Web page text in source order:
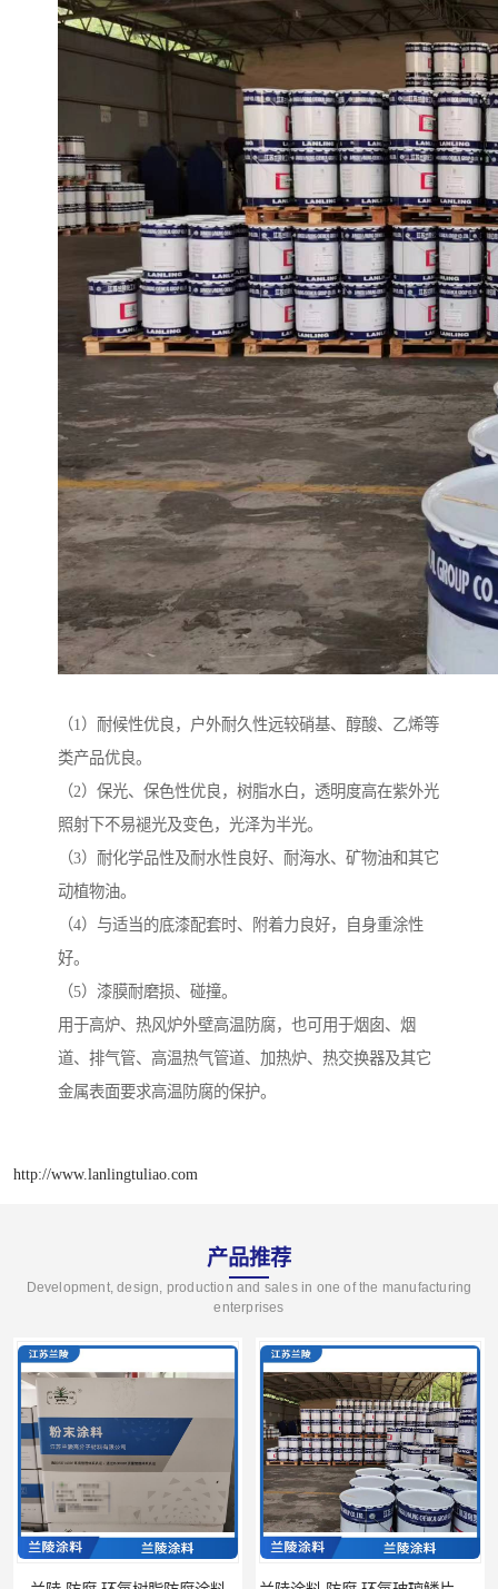
（1）耐候性优良，户外耐久性远较硝基、醇酸、乙烯等
类产品优良。
（2）保光、保色性优良，树脂水白，透明度高在紫外光
照射下不易褪光及变色，光泽为半光。
（3）耐化学品性及耐水性良好、耐海水、矿物油和其它
动植物油。
（4）与适当的底漆配套时、附着力良好，自身重涂性
好。
（5）漆膜耐磨损、碰撞。
用于高炉、热风炉外壁高温防腐，也可用于烟囱、烟
道、排气管、高温热气管道、加热炉、热交换器及其它
金属表面要求高温防腐的保护。
http://www.lanlingtuliao.com
产品推荐
Development, design, production and sales in one of the manufacturing
enterprises